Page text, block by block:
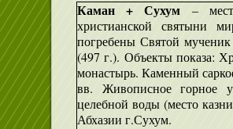
Каман + Сухум –
христианской святыни
погребены Святой
(497 г.). Объекты показа:
монастырь. Каменный
вв. Живописное горное
целебной воды (место
Абхазии г.Сухум.